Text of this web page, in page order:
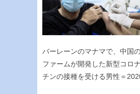
バーレーンのマナマで、中国
ファームが開発した新型コロ
チンの接種を受ける男性＝